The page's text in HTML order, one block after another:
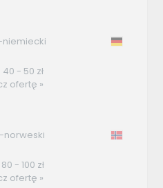
- 50 zł
ofertę »
- 100 zł
ofertę »